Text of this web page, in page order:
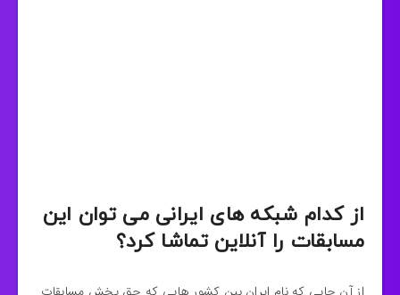
از کدام شبکه های ایرانی می توان این
مسابقات را آنلاین تماشا کرد؟
از آن جایی که نام ایران بین کشور هایی که حق پخش مسابقات